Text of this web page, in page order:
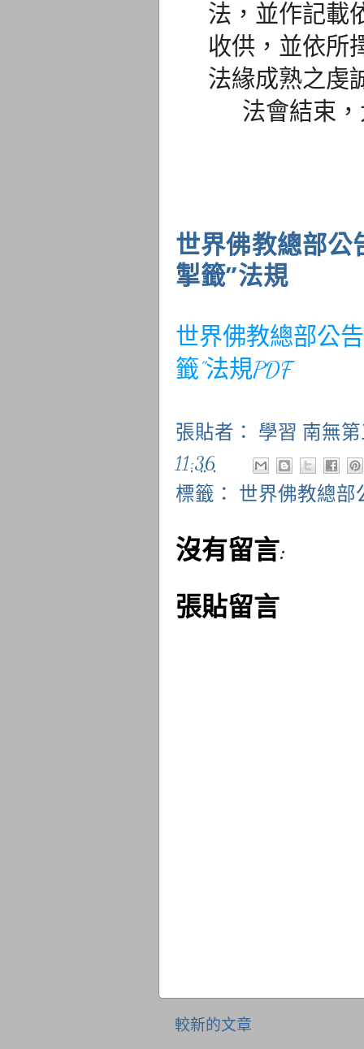
法， 並作記載
收供， 並依所
法緣成熟之虔
法會結束，
世界佛教總部
掣籤”法規
世界佛教總部公
籤”法規PDF
張貼者： 學習 南無
11:36
標籤： 世界佛教總部
沒有留言:
張貼留言
較新的文章